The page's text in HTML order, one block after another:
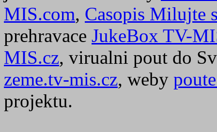
MIS.com, Casopis Milujte
prehravace JukeBox TV-
MIS.cz, virualni pout do
zeme.tv-mis.cz, weby
projektu.